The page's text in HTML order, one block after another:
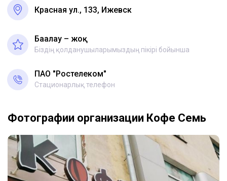
Красная ул., 133, Ижевск
Бағалау – жоқ
Біздің қолданушыларымыздың пікірі бойынша
ПАО "Ростелеком"
Стационарлық телефон
Фотографии организации Кофе Семь